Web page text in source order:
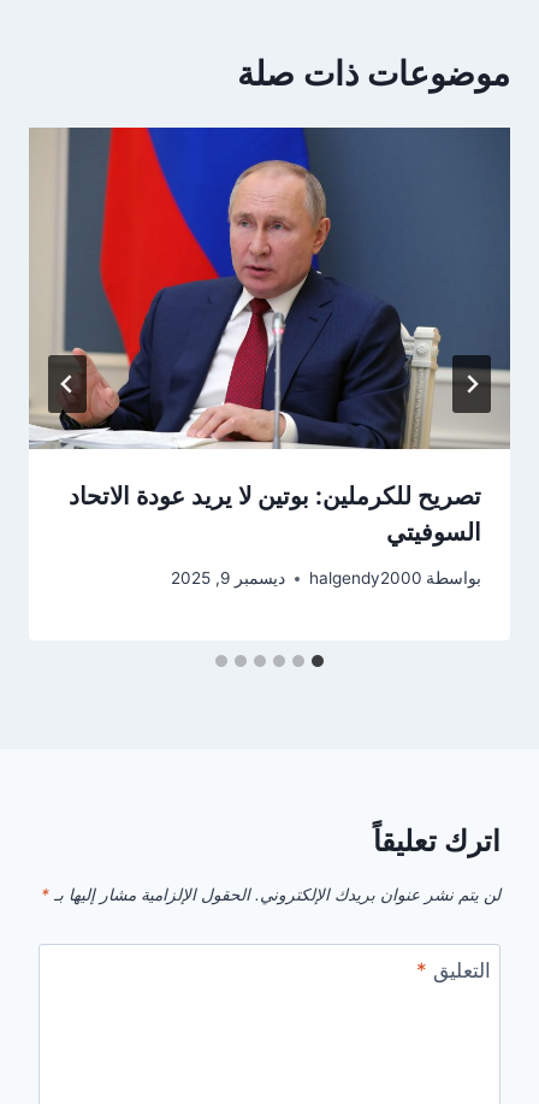
موضوعات ذات صلة
تصريح للكرملين: بوتين لا يريد عودة الاتحاد
السوفيتي
بواسطة halgendy2000 ديسمبر 9, 2025
اترك تعليقاً
لن يتم نشر عنوان بريدك الإلكتروني. الحقول الإلزامية مشار إليها بـ *
التعليق *